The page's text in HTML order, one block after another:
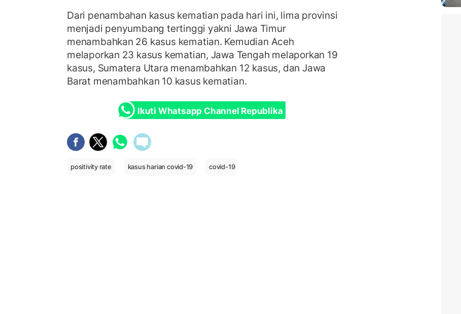
Dari penambahan kasus kematian pada hari ini, lima provinsi
menjadi penyumbang tertinggi yakni Jawa Timur
menambahkan 26 kasus kematian. Kemudian Aceh
melaporkan 23 kasus kematian, Jawa Tengah melaporkan 19
kasus, Sumatera Utara menambahkan 12 kasus, dan Jawa
Barat menambahkan 10 kasus kematian.
Ikuti Whatsapp Channel Republika
positivity rate kasus harian covid-19 covid-19